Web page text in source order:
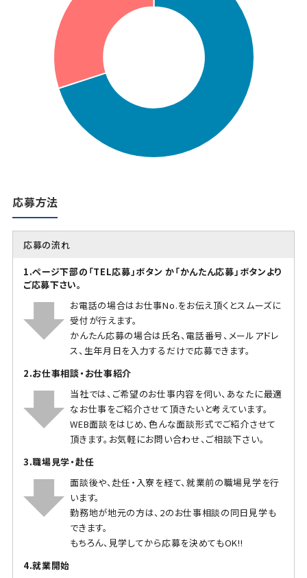
応募方法
応募の流れ
1.ページ下部の「TEL応募」ボタン か「かんたん応募」ボタンより
ご応募下さい。
お電話の場合はお仕事No.をお伝え頂くとスムーズに
受付が行えます。
かんたん応募の場合は氏名、電話番号、メールアドレ
ス、生年月日を入力するだけで応募できます。
2.お仕事相談・お仕事紹介
当社では、ご希望のお仕事内容を伺い、あなたに最適
なお仕事をご紹介させて頂きたいと考えています。
WEB面談をはじめ、色んな面談形式でご紹介させて
頂きます。お気軽にお問い合わせ、ご相談下さい。
3.職場見学・赴任
面談後や、赴任・入寮を経て、就業前の職場見学を行
います。
勤務地が地元の方は、2のお仕事相談の同日見学も
できます。
もちろん、見学してから応募を決めてもOK!!
4.就業開始